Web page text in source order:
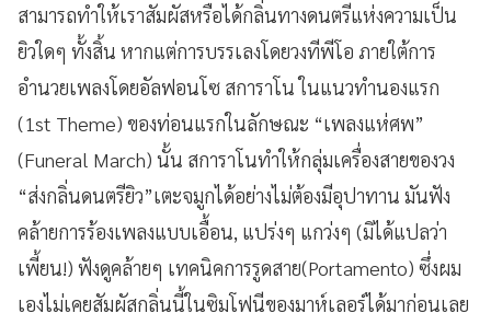
สามารถทำให้เราสัมผัสหรือได้กลิ่นทางดนตรีแห่งความเป็น
ยิวใดๆ ทั้งสิ้น หากแต่การบรรเลงโดยวงทีพีโอ ภายใต้การ
อำนวยเพลงโดยอัลฟอนโซ สการาโน ในแนวทำนองแรก
(1st Theme) ของท่อนแรกในลักษณะ “เพลงแห่ศพ”
(Funeral March) นั้น สการาโนทำให้กลุ่มเครื่องสายของวง
“ส่งกลิ่นดนตรียิว”เตะจมูกได้อย่างไม่ต้องมีอุปาทาน มันฟัง
คล้ายการร้องเพลงแบบเอื้อน, แปร่งๆ แกว่งๆ (มิได้แปลว่า
เพี้ยน!) ฟังดูคล้ายๆ เทคนิคการรูดสาย(Portamento) ซึ่งผม
เองไม่เคยสัมผัสกลิ่นนี้ในซิมโฟนีของมาห์เลอร์ได้มาก่อนเลย